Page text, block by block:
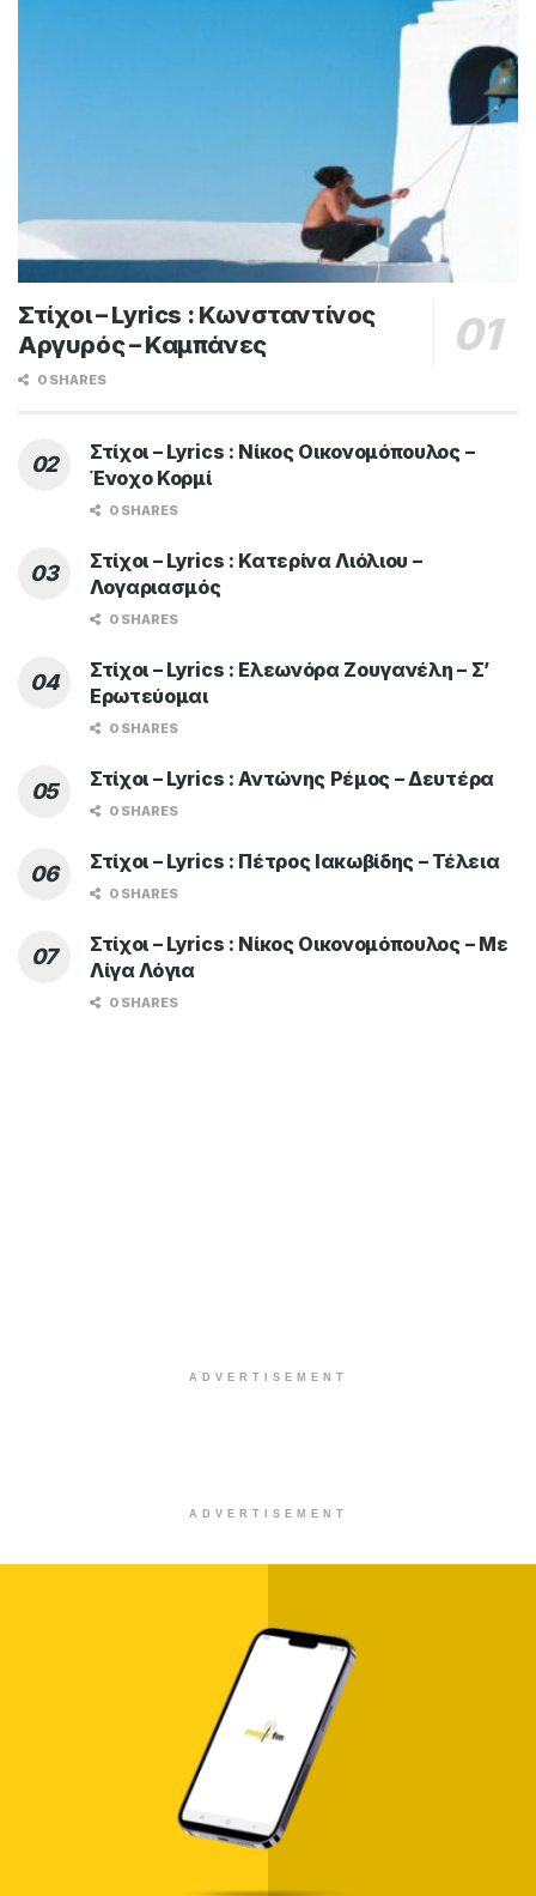
Στίχοι – Lyrics : Κωνσταντίνος
Αργυρός – Καμπάνες
0 SHARES
Στίχοι – Lyrics : Νίκος Οικονομόπουλος –
Ένοχο Κορμί
0 SHARES
Στίχοι – Lyrics : Κατερίνα Λιόλιου –
Λογαριασμός
0 SHARES
Στίχοι – Lyrics : Ελεωνόρα Ζουγανέλη – Σ’
Ερωτεύομαι
0 SHARES
Στίχοι – Lyrics : Αντώνης Ρέμος – Δευτέρα
0 SHARES
Στίχοι – Lyrics : Πέτρος Ιακωβίδης – Τέλεια
0 SHARES
Στίχοι – Lyrics : Νίκος Οικονομόπουλος – Με
Λίγα Λόγια
0 SHARES
ADVERTISEMENT
ADVERTISEMENT